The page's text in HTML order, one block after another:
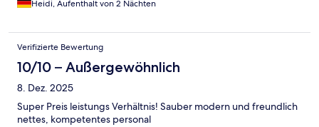
Heidi, Aufenthalt von 2 Nächten
Verifizierte Bewertung
10/10 – Außergewöhnlich
8. Dez. 2025
Super Preis leistungs Verhältnis! Sauber modern und freundlich
nettes, kompetentes personal